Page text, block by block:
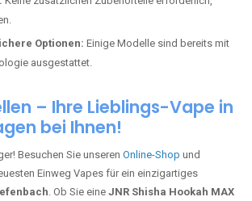
Optionen: Einige Modelle sind bereits mit
ausgestattet.
– Ihre Lieblings-Vape in
bei Ihnen!
Besuchen Sie unseren Online-Shop und
Einweg Vapes für ein einzigartiges
. Ob Sie eine JNR Shisha Hookah MAX